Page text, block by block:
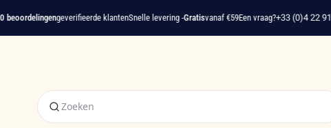
geverifieerde klantenSnelle levering -Gratisvanaf €59Een vraag?+33 (0)4 22 91 35 75